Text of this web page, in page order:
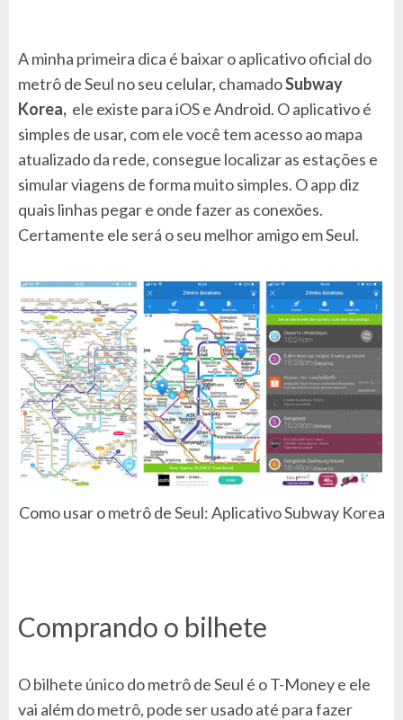
A minha primeira dica é baixar o aplicativo oficial do
metrô de Seul no seu celular, chamadoSubway
Korea, ele existe para iOS e Android. O aplicativo é
simples de usar, com ele você tem acesso ao mapa
atualizado da rede, consegue localizar as estações e
simular viagens de forma muito simples. O app diz
quais linhas pegar e onde fazer as conexões.
Certamente ele será o seu melhor amigo em Seul.
Como usar o metrô de Seul: Aplicativo Subway Korea
Comprando o bilhete
O bilhete único do metrô de Seul é o T-Money e ele
vai além do metrô, pode ser usado até para fazer